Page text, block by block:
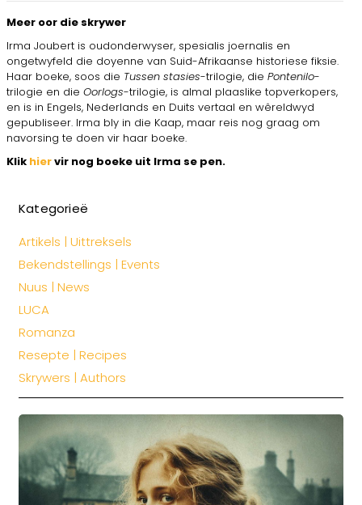
Meer oor die skrywer
Irma Joubert is oudonderwyser, spesialis joernalis en
ongetwyfeld die doyenne van Suid-Afrikaanse historiese fiksie.
Haar boeke, soos die Tussen stasies-trilogie, die Pontenilo-
trilogie en die Oorlogs-trilogie, is almal plaaslike topverkopers,
en is in Engels, Nederlands en Duits vertaal en wêreldwyd
gepubliseer. Irma bly in die Kaap, maar reis nog graag om
navorsing te doen vir haar boeke.
Klik hiervir nog boeke uit Irma se pen.
Kategorieë
Artikels | Uittreksels
Bekendstellings | Events
Nuus | News
LUCA
Romanza
Resepte | Recipes
Skrywers | Authors